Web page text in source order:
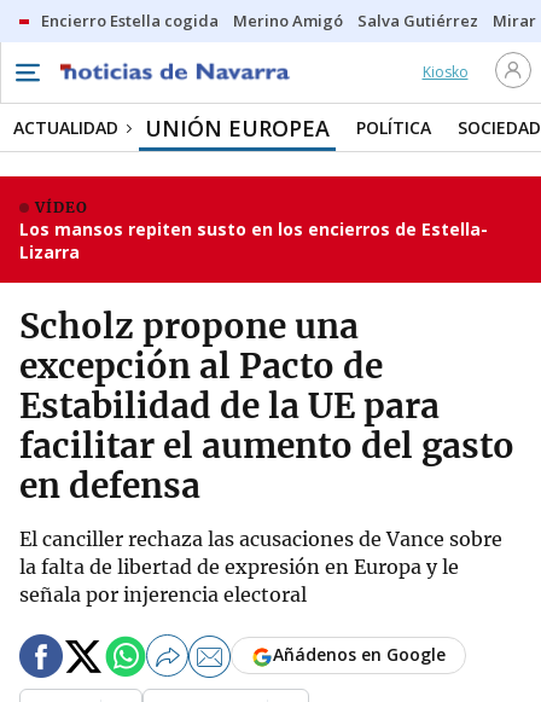
Encierro Estella cogida Merino Amigó Salva Gutiérrez Mirar
Kiosko
ACTUALIDAD UNIÓN EUROPEA POLÍTICA SOCIEDAD
VÍDEO
Los mansos repiten susto en los encierros de Estella-
Lizarra
Scholz propone una
excepción al Pacto de
Estabilidad de la UE para
facilitar el aumento del gasto
en defensa
El canciller rechaza las acusaciones de Vance sobre
la falta de libertad de expresión en Europa y le
señala por injerencia electoral
Añádenos en Google